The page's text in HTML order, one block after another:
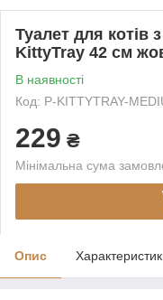
Туалет для котів
KittyTray 42 см
В наявності
Код: P-KITTYTRAY-
229 ₴
Мінімальна сума
Опис